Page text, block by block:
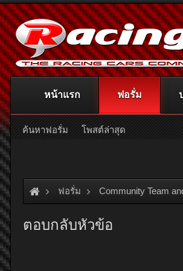
ฟอรั่ม Community Team
ตอบกลับหัวข้อ
หน้าแรก ฟอรั่ม
ค้นหาฟอรั่ม โพสต์ล่าสุด